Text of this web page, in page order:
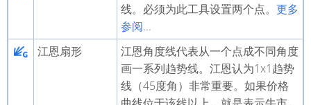
线。必须为此工具设置两个点。 更多
参阅...
江恩扇形
江恩角度线代表从一个点成不同角度
画一系列趋势线。江恩认为1x1趋势
线（45度角）非常重要。如果价格